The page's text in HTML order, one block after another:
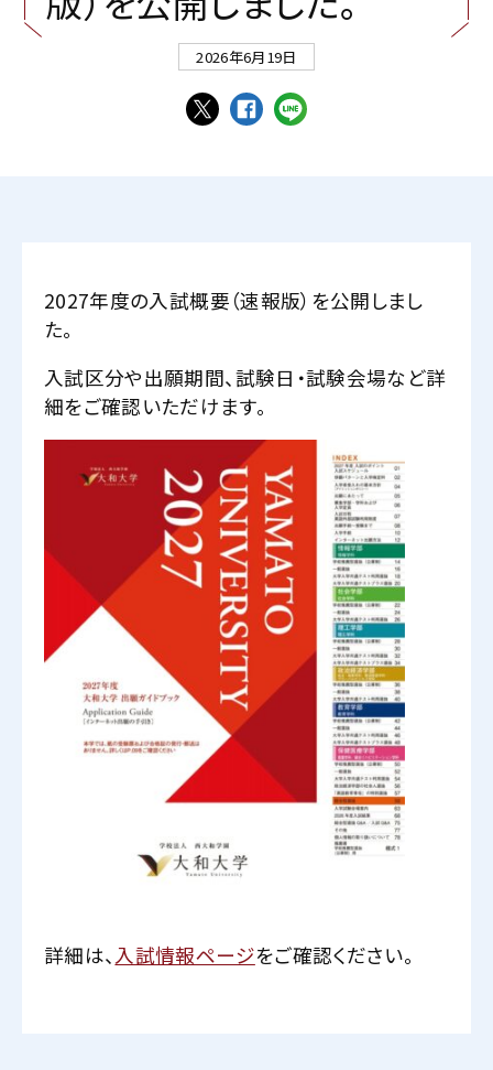
2026年6月19日
2027年度の入試概要（速報版）を公開しまし
た。
入試区分や出願期間、試験日・試験会場など詳
細をご確認いただけます。
詳細は、入試情報ページをご確認ください。